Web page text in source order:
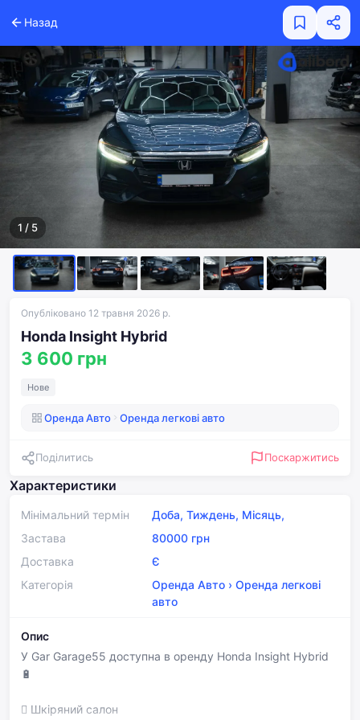
Назад
1 / 5
Характеристики
Мінімальний термін
Доба, Тиждень, Місяць,
Застава
80000 грн
Доставка
Є
Категорія
Оренда Авто › Оренда легкові
авто
Опис
У Gar Garage55 доступна в оренду Honda Insight Hybrid
🔋
🫟 Шкіряний салон
Опубліковано 12 травня 2026 р.
Honda Insight Hybrid
3 600 грн
Нове
Оренда Авто Оренда легкові авто
Поділитись Поскаржитись